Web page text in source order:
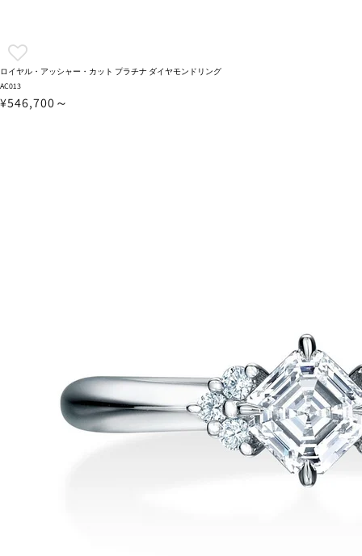
ロイヤル・アッシャー・カット プラチナ ダイヤモンドリング
AC013
¥546,700～